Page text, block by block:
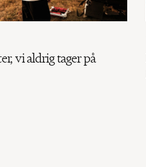
vi aldrig tager på